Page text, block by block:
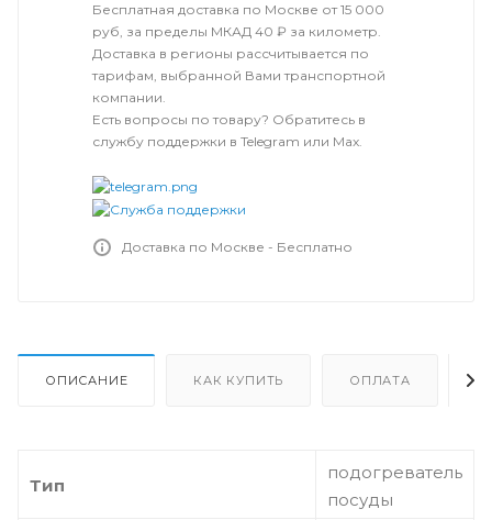
Бесплатная доставка по Москве от 15 000
руб, за пределы МКАД 40 ₽ за километр.
Доставка в регионы рассчитывается по
тарифам, выбранной Вами транспортной
компании.
Есть вопросы по товару? Обратитесь в
службу поддержки в Telegram или Max.
Доставка по Москве - Бесплатно
ОПИСАНИЕ КАК КУПИТЬ ОПЛАТА
Тип
подогреватель
посуды